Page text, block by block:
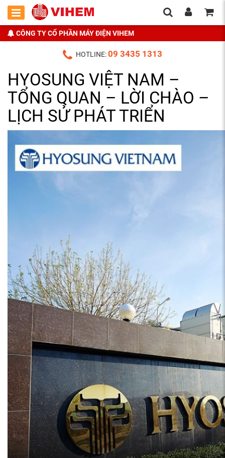
CÔNG TY CỔ PHẦN MÁY ĐIỆN VIHEM
HOTLINE:09 3435 1313
HYOSUNG VIỆT NAM –
TỔNG QUAN – LỜI CHÀO –
LỊCH SỬ PHÁT TRIỂN